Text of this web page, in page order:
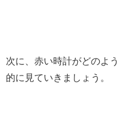
次に、赤い時計がどのよ
的に見ていきましょう。